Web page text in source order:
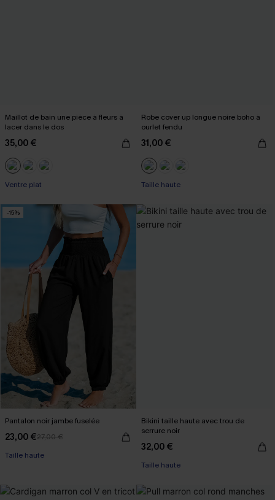
Maillot de bain une pièce à fleurs à
lacer dans le dos
35,00 €
Ventre plat
Robe cover up longue noire boho à
ourlet fendu
31,00 €
Taille haute
-15%
Pantalon noir jambe fuselée
23,00 €27,00 €
Taille haute
Bikini taille haute avec trou de
serrure noir
32,00 €
Taille haute